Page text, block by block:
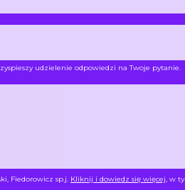
udzielenie odpowiedzi na Twoje pytanie.
Fiedorowicz sp.j. Kliknij i dowiedz się więcej, w